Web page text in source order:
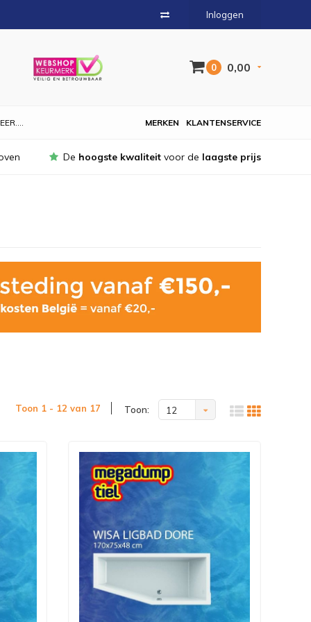
Inloggen
0 0,00
KLANTENSERVICE
MERKEN
De hoogste kwaliteit voor de laagste prijs
Toon 1 - 12 van 17 Toon: 12